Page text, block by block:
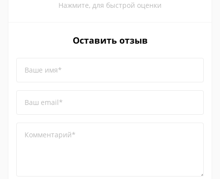
Нажмите, для быстрой оценки
Оставить отзыв
Ваше имя*
Ваш email*
Комментарий*